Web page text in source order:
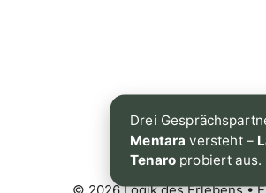
Drei
Mentara versteht –
Tenaro probiert aus.